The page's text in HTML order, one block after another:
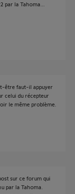
par la Tahoma...
être faut-il appuyer
celui du récepteur
le même problème.
sur ce forum qui
par la Tahoma.